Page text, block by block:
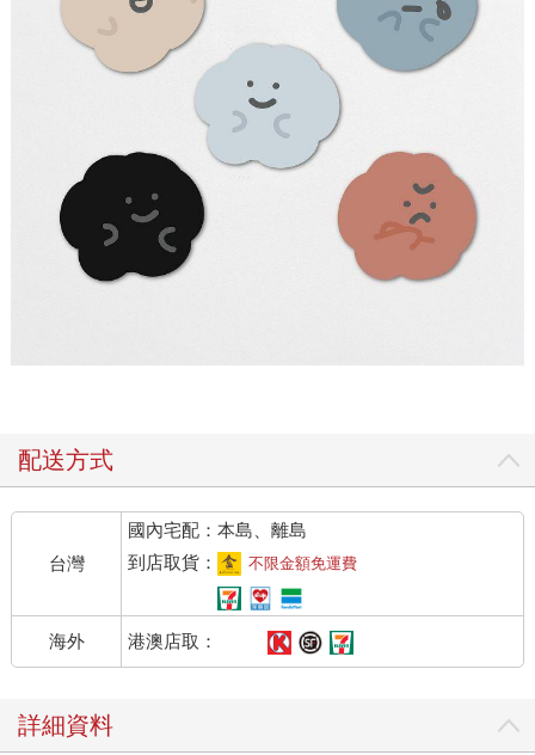
配送方式
台灣
國內宅配：本島、離島
到店取貨：
不限金額免運費
海外 港澳店取：
詳細資料